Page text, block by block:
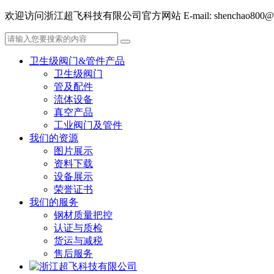
欢迎访问浙江超飞科技有限公司官方网站 E-mail:
卫生级阀门&管件产品
卫生级阀门
管及配件
流体设备
真空产品
工业阀门及管件
我们的资源
图片展示
资料下载
设备展示
荣誉证书
我们的服务
钢材质量把控
认证与质检
货运与减税
售后服务